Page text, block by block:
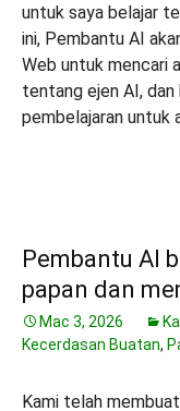
untuk saya belajar
ini, Pembantu AI
Web untuk mencari
tentang ejen AI, dan
pembelajaran untuk
Pembantu AI
papan dan
Mac 3, 2026
Kecerdasan Buatan,
Kami telah